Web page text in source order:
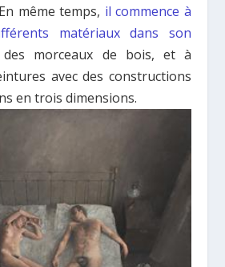
même temps, il commence à
matériaux dans son
morceaux de bois, et à
avec des constructions
en trois dimensions.